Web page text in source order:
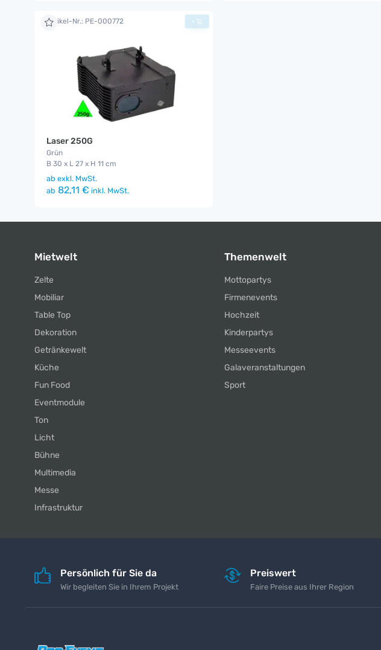
Artikel-Nr.: PE-000772
Laser 250G
Grün
B 30 x L 27 x H 11 cm
ab exkl. MwSt.
ab 82,11 € inkl. MwSt.
+
Mietwelt
Zelte
Mobiliar
Table Top
Dekoration
Getränkewelt
Küche
Fun Food
Eventmodule
Ton
Licht
Bühne
Multimedia
Messe
Infrastruktur
Themenwelt
Mottopartys
Firmenevents
Hochzeit
Kinderpartys
Messeevents
Galaveranstaltungen
Sport
Persönlich für Sie da
Wir begleiten Sie in Ihrem Projekt
Preiswert
Faire Preise aus Ihrer Region